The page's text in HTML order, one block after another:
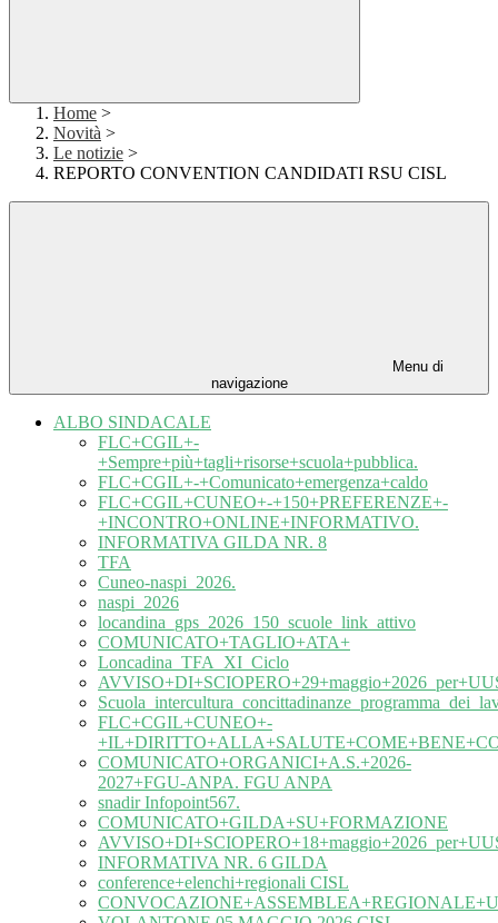
Home >
Novità >
Le notizie >
REPORTO CONVENTION CANDIDATI RSU CISL
Menu di
navigazione
ALBO SINDACALE
FLC+CGIL+-
+Sempre+più+tagli+risorse+scuola+pubblica.
FLC+CGIL+-+Comunicato+emergenza+caldo
FLC+CGIL+CUNEO+-+150+PREFERENZE+-
+INCONTRO+ONLINE+INFORMATIVO.
INFORMATIVA GILDA NR. 8
TFA
Cuneo-naspi_2026.
naspi_2026
locandina_gps_2026_150_scuole_link_attivo
COMUNICATO+TAGLIO+ATA+
Loncadina_TFA_XI_Ciclo
FLC+CGIL+CUNEO+-
COMUNICATO+ORGANICI+A.S.+2026-
2027+FGU-ANPA. FGU ANPA
snadir Infopoint567.
COMUNICATO+GILDA+SU+FORMAZIONE
INFORMATIVA NR. 6 GILDA
conference+elenchi+regionali CISL